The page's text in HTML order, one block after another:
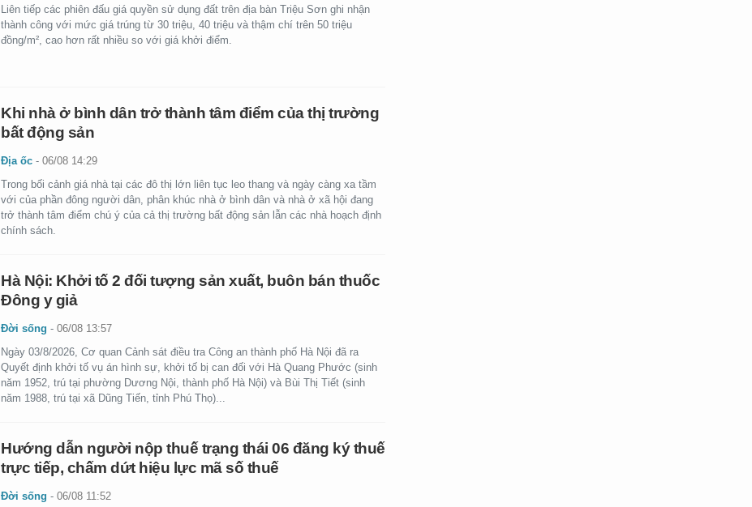
Liên tiếp các phiên đấu giá quyền sử dụng đất trên địa bàn Triệu Sơn ghi nhận
thành công với mức giá trúng từ 30 triệu, 40 triệu và thậm chí trên 50 triệu
đồng/m², cao hơn rất nhiều so với giá khởi điểm.
Khi nhà ở bình dân trở thành tâm điểm của thị trường
bất động sản
Địa ốc -06/08 14:29
Trong bối cảnh giá nhà tại các đô thị lớn liên tục leo thang và ngày càng xa tầm
với của phần đông người dân, phân khúc nhà ở bình dân và nhà ở xã hội đang
trở thành tâm điểm chú ý của cả thị trường bất động sản lẫn các nhà hoạch định
chính sách.
Hà Nội: Khởi tố 2 đối tượng sản xuất, buôn bán thuốc
Đông y giả
Đời sống -06/08 13:57
Ngày 03/8/2026, Cơ quan Cảnh sát điều tra Công an thành phố Hà Nội đã ra
Quyết định khởi tố vụ án hình sự, khởi tố bị can đối với Hà Quang Phước (sinh
năm 1952, trú tại phường Dương Nội, thành phố Hà Nội) và Bùi Thị Tiết (sinh
năm 1988, trú tại xã Dũng Tiến, tỉnh Phú Thọ)...
Hướng dẫn người nộp thuế trạng thái 06 đăng ký thuế
trực tiếp, chấm dứt hiệu lực mã số thuế
Đời sống -06/08 11:52